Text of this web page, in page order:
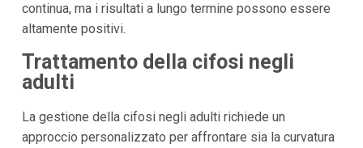
continua, ma i risultati a lungo termine possono essere
altamente positivi.
Trattamento della cifosi negli
adulti
La gestione della cifosi negli adulti richiede un
approccio personalizzato per affrontare sia la curvatura